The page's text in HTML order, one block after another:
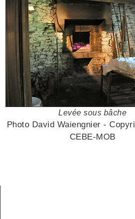
Levée sous bâche
Photo David Waiengnier -
CEBE-MOB